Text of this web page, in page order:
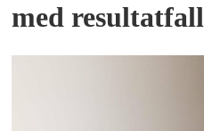
med resultatfall